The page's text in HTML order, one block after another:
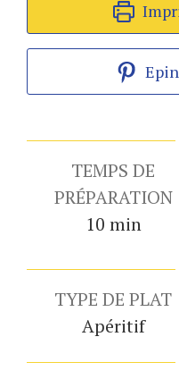
TEMPS DE
PRÉPARATION
10minutes
min
TYPE DE PLAT
Apéritif